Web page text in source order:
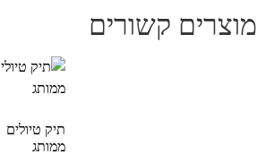
מוצרים קשורים
תיק טיולים
ממותג